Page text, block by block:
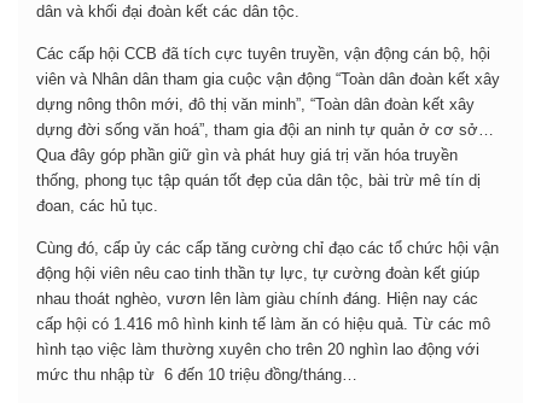
dân và khối đại đoàn kết các dân tộc.
Các cấp hội CCB đã tích cực tuyên truyền, vận động cán bộ, hội
viên và Nhân dân tham gia cuộc vận động “Toàn dân đoàn kết xây
dựng nông thôn mới, đô thị văn minh”, “Toàn dân đoàn kết xây
dựng đời sống văn hoá”, tham gia đội an ninh tự quản ở cơ sở…
Qua đây góp phần giữ gìn và phát huy giá trị văn hóa truyền
thống, phong tục tập quán tốt đẹp của dân tộc, bài trừ mê tín dị
đoan, các hủ tục.
Cùng đó, cấp ủy các cấp tăng cường chỉ đạo các tổ chức hội vận
động hội viên nêu cao tinh thần tự lực, tự cường đoàn kết giúp
nhau thoát nghèo, vươn lên làm giàu chính đáng. Hiện nay các
cấp hội có 1.416 mô hình kinh tế làm ăn có hiệu quả. Từ các mô
hình tạo việc làm thường xuyên cho trên 20 nghìn lao động với
mức thu nhập từ 6 đến 10 triệu đồng/tháng…